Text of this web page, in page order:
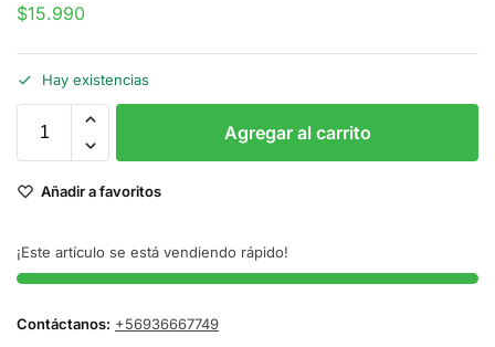
$15.990
Hay existencias
Agregar al carrito
Añadir a favoritos
¡Este artículo se está vendiendo rápido!
Contáctanos: +56936667749